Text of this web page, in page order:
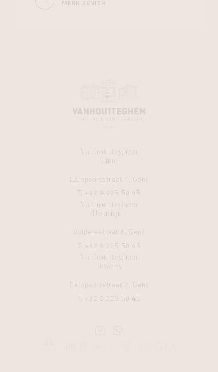
MERK ZENITH
Vanhoutteghem
Time
Dampoortstraat 1, Gent
T. +32 9 225 50 45
Vanhoutteghem
Boutique
Voldersstraat 6, Gent
T. +32 9 225 50 45
Vanhoutteghem
Jewelry
Dampoortstraat 2, Gent
T. +32 9 225 50 45